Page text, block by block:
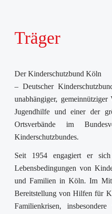
Träger
Der Kinderschutzbund Köln
– Deutscher
unabhängiger,
Jugendhilfe und einer der
Ortsverbände im
Kinderschutzbundes.
Seit 1954 engagiert er
Lebensbedingungen von
und Familien in Köln. Im
Bereitstellung von Hilfen für
Familienkrisen,